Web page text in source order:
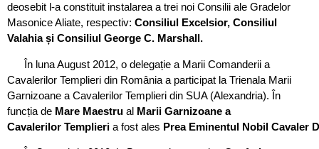
deosebit l-a constituit instalarea a trei noi Consilii ale Gradelor
Masonice Aliate, respectiv: Consiliul Excelsior, Consiliul
Valahia și Consiliul George C. Marshall.
În luna August 2012, o delegație a Marii Comanderii a
Cavalerilor Templieri din România a participat la Trienala Marii
Garnizoane a Cavalerilor Templieri din SUA (Alexandria). În
funcția de Mare Maestru al Marii Garnizoane a
Cavalerilor Templieri a fost ales Prea Eminentul Nobil Cavaler